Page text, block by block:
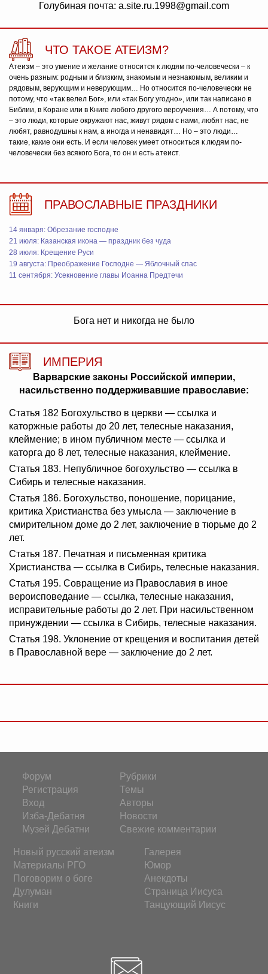
Голубиная почта: a.site.ru.1998@gmail.com
ЧТО ТАКОЕ АТЕИЗМ?
Атеизм – это умение и желание относится к людям по-человечески – к
очень разным: родным и близким, знакомым и незнакомым, великим и
рядовым, верующим и неверующим… Но относится по-человечески не
потому, что «так велел Бог», или «так Богу угодно», или так написано в
Библии, в Коране или в Книге любого другого вероучения… А потому, что
– это люди, которые окружают нас, живут рядом с нами, любят нас, не
любят, равнодушны к нам, а иногда и ненавидят… Но – это люди…
такие, какие они есть. И если человек умеет относиться к людям по-
человечески без всякого Бога, то он и есть атеист.
ПРАВОСЛАВНЫЕ ПРАЗДНИКИ
14 января: Обрезание господне
21 июля: Казанская икона — праздник без чуда
28 июля: Крещение Руси
19 августа: Преображение Господне — Яблочный спас
11 сентября: Усекновение главы Иоанна Предтечи
Бога нет и никогда не было
ИМПЕРИЯ
Варварские законы Российской империи,
насильственно поддерживавшие православие:
Статья 182 Богохульство в церкви — ссылка и
каторжные работы до 20 лет, телесные наказания,
клеймение; в ином публичном месте — ссылка и
каторга до 8 лет, телесные наказания, клеймение.
Статья 183. Непубличное богохульство — ссылка в
Сибирь и телесные наказания.
Статья 186. Богохульство, поношение, порицание,
критика Христианства без умысла — заключение в
смирительном доме до 2 лет, заключение в тюрьме до 2
лет.
Статья 187. Печатная и письменная критика
Христианства — ссылка в Сибирь, телесные наказания.
Статья 195. Совращение из Православия в иное
вероисповедание — ссылка, телесные наказания,
исправительные работы до 2 лет. При насильственном
принуждении — ссылка в Сибирь, телесные наказания.
Статья 198. Уклонение от крещения и воспитания детей
в Православной вере — заключение до 2 лет.
Форум
Регистрация
Вход
Изба-Дебатня
Музей Дебатни
Рубрики
Темы
Авторы
Новости
Свежие комментарии
Новый русский атеизм
Материалы РГО
Поговорим о боге
Дулуман
Книги
Галерея
Юмор
Анекдоты
Страница Иисуса
Танцующий Иисус